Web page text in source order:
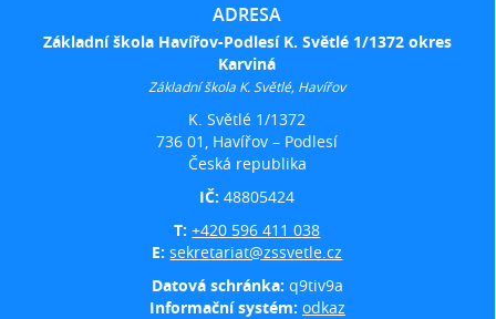
ADRESA
Základní škola Havířov-Podlesí K. Světlé 1/1372 okres
Karviná
Základní škola K. Světlé, Havířov
K. Světlé 1/1372
736 01, Havířov – Podlesí
Česká republika
IČ:48805424
T:+420 596 411 038
E:sekretariat@zssvetle.cz
Datová schránka: q9tiv9a
Informační systém: odkaz